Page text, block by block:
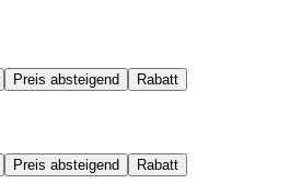
Preis absteigend Rabatt
Preis absteigend Rabatt